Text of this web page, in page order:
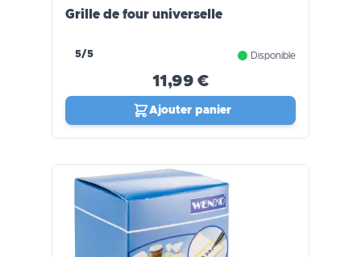
Grille de four universelle
5/5 Disponible
11,99 €
Ajouter panier